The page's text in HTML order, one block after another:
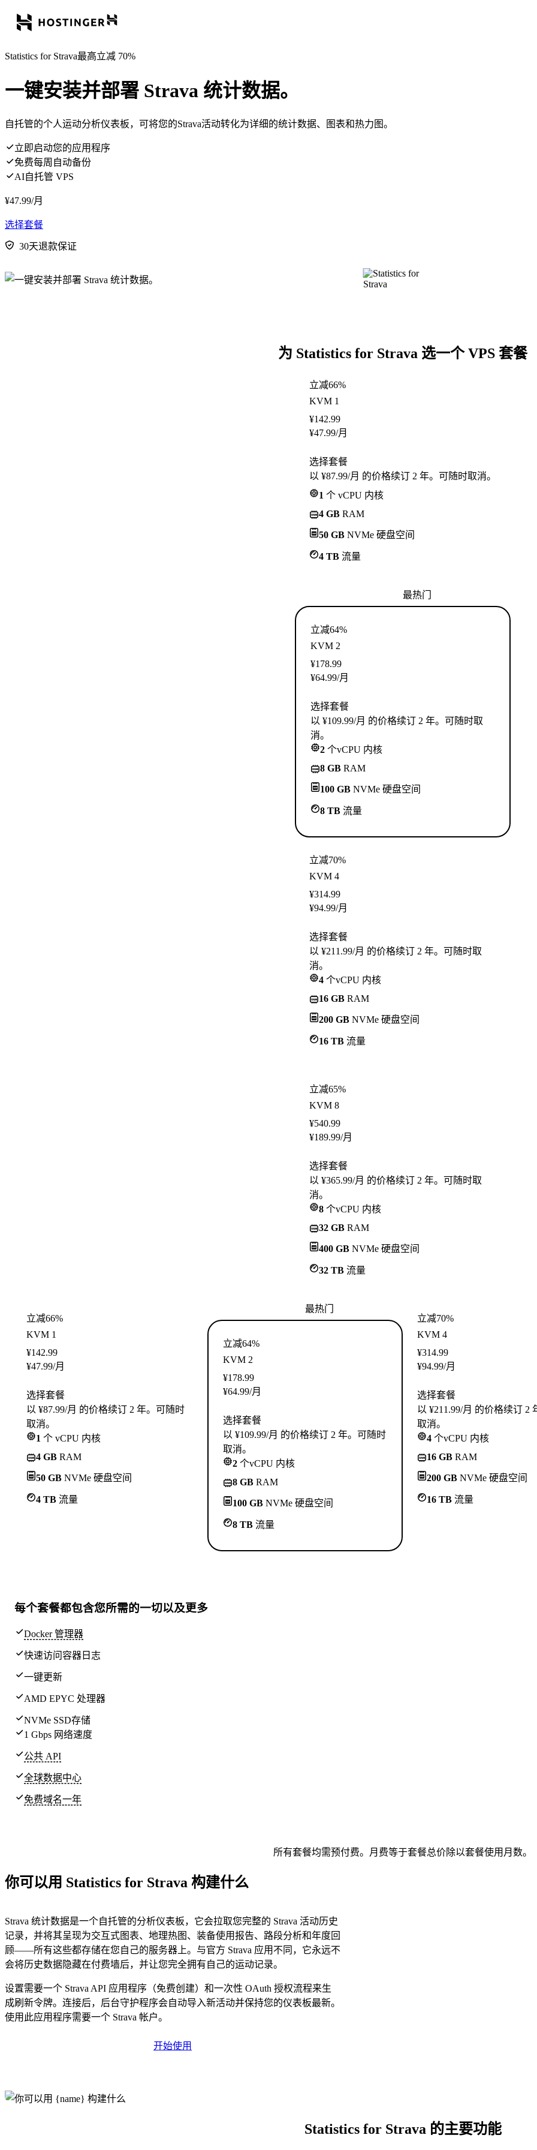
Statistics for Strava最高立减 70%
一键安装并部署 Strava 统计数据。
自托管的个人运动分析仪表板，可将您的Strava活动转化为详细的统计数据、图表和热力图。
立即启动您的应用程序
免费每周自动备份
AI自托管 VPS
¥47.99/月
选择套餐
30天退款保证
为 Statistics for Strava 选一个 VPS 套餐
立减66%
KVM 1
¥142.99
¥47.99/月
选择套餐
以 ¥87.99/月 的价格续订 2 年。可随时取消。
1 个 vCPU 内核
4 GB RAM
50 GB NVMe 硬盘空间
4 TB 流量
最热门
立减64%
KVM 2
¥178.99
¥64.99/月
选择套餐
以 ¥109.99/月 的价格续订 2 年。可随时取
消。
2 个vCPU 内核
8 GB RAM
100 GB NVMe 硬盘空间
8 TB 流量
立减70%
KVM 4
¥314.99
¥94.99/月
选择套餐
以 ¥211.99/月 的价格续订 2 年。可随时取
消。
4 个vCPU 内核
16 GB RAM
200 GB NVMe 硬盘空间
16 TB 流量
立减65%
KVM 8
¥540.99
¥189.99/月
选择套餐
以 ¥365.99/月 的价格续订 2 年。可随时取
消。
8 个vCPU 内核
32 GB RAM
400 GB NVMe 硬盘空间
32 TB 流量
立减66%
KVM 1
¥142.99
¥47.99/月
选择套餐
以 ¥87.99/月 的价格续订 2 年。可随时
取消。
1 个 vCPU 内核
4 GB RAM
50 GB NVMe 硬盘空间
4 TB 流量
最热门
立减64%
KVM 2
¥178.99
¥64.99/月
选择套餐
以 ¥109.99/月 的价格续订 2 年。可随时
取消。
2 个vCPU 内核
8 GB RAM
100 GB NVMe 硬盘空间
8 TB 流量
立减70%
KVM 4
¥314.99
¥94.99/月
选择套餐
以 ¥211.99/月 的价格续订 2
取消。
4 个vCPU 内核
16 GB RAM
200 GB NVMe 硬盘空间
16 TB 流量
每个套餐都包含您所需的一切以及更多
Docker 管理器
快速访问容器日志
一键更新
AMD EPYC 处理器
NVMe SSD存储
1 Gbps 网络速度
公共 API
全球数据中心
免费域名一年
所有套餐均需预付费。月费等于套餐总价除以套餐使用月数。
你可以用 Statistics for Strava 构建什么
Strava 统计数据是一个自托管的分析仪表板，它会拉取您完整的 Strava 活动历史
记录，并将其呈现为交互式图表、地理热图、装备使用报告、路段分析和年度回
顾——所有这些都存储在您自己的服务器上。与官方 Strava 应用不同，它永远不
会将历史数据隐藏在付费墙后，并让您完全拥有自己的运动记录。
设置需要一个 Strava API 应用程序（免费创建）和一次性 OAuth 授权流程来生
成刷新令牌。连接后，后台守护程序会自动导入新活动并保持您的仪表板最新。
使用此应用程序需要一个 Strava 帐户。
开始使用
Statistics for Strava 的主要功能